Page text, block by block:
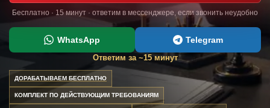
Бесплатно · 15 минут · ответим в мессенджере, если звонить неудобно
WhatsApp Telegram
Ответим за ~15 минут
ДОРАБАТЫВАЕМ БЕСПЛАТНО
КОМПЛЕКТ ПО ДЕЙСТВУЮЩИМ ТРЕБОВАНИЯМ